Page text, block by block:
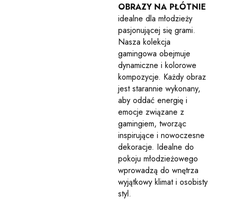
OBRAZY NA PŁÓTNIE
idealne dla młodzieży
pasjonującej się grami.
Nasza kolekcja
gamingowa obejmuje
dynamiczne i kolorowe
kompozycje. Każdy obraz
jest starannie wykonany,
aby oddać energię i
emocje związane z
gamingiem, tworząc
inspirujące i nowoczesne
dekoracje. Idealne do
pokoju młodzieżowego
wprowadzą do wnętrza
wyjątkowy klimat i osobisty
styl.